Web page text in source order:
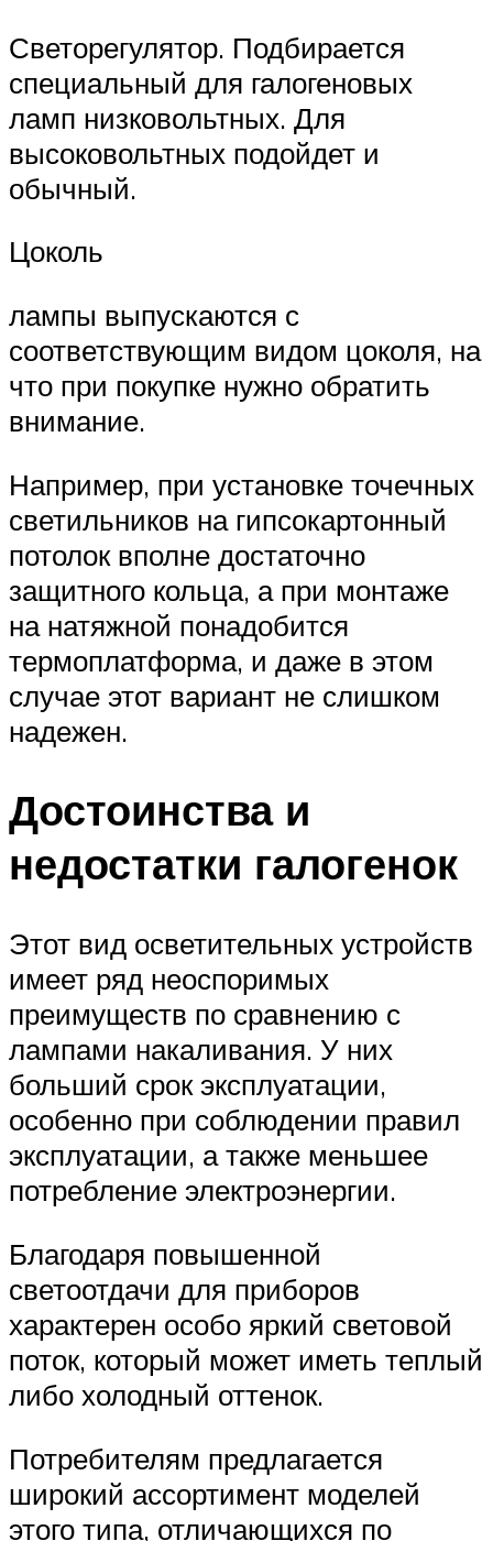
Светорегулятор. Подбирается
специальный для галогеновых
ламп низковольтных. Для
высоковольтных подойдет и
обычный.
Цоколь
лампы выпускаются с
соответствующим видом цоколя, на
что при покупке нужно обратить
внимание.
Например, при установке точечных
светильников на гипсокартонный
потолок вполне достаточно
защитного кольца, а при монтаже
на натяжной понадобится
термоплатформа, и даже в этом
случае этот вариант не слишком
надежен.
Достоинства и
недостатки галогенок
Этот вид осветительных устройств
имеет ряд неоспоримых
преимуществ по сравнению с
лампами накаливания. У них
больший срок эксплуатации,
особенно при соблюдении правил
эксплуатации, а также меньшее
потребление электроэнергии.
Благодаря повышенной
светоотдачи для приборов
характерен особо яркий световой
поток, который может иметь теплый
либо холодный оттенок.
Потребителям предлагается
широкий ассортимент моделей
этого типа, отличающихся по